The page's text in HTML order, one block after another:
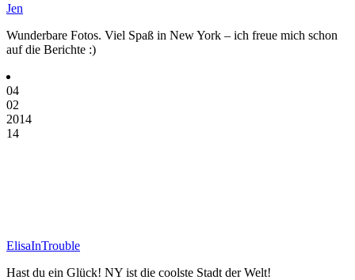
Jen
Wunderbare Fotos. Viel Spaß in New York – ich freue mich schon
auf die Berichte :)
04
02
2014
14
ElisaInTrouble
Hast du ein Glück! NY ist die coolste Stadt der Welt!